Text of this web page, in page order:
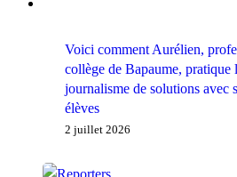
Voici comment Aurélien,
collège de Bapaume, pratique
journalisme de solutions avec
élèves
2 juillet 2026